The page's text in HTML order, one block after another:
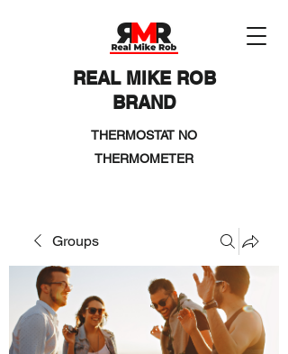
REAL MIKE ROB
BRAND
THERMOSTAT NO
THERMOMETER
Groups